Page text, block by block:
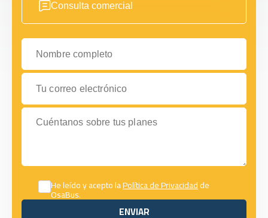
Consulta comercial
Nombre completo
Tu correo electrónico
Cuéntanos sobre tus planes
He leído y acepto laPolítica de Privacidadde
OsaBus.
ENVIAR